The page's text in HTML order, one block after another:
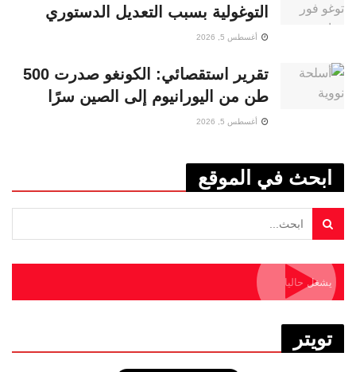
التوغولية بسبب التعديل الدستوري
أغسطس 5, 2026
تقرير استقصائي: الكونغو صدرت 500
طن من اليورانيوم إلى الصين سرًا
أغسطس 5, 2026
ابحث في الموقع
يشغل حاليا
تويتر